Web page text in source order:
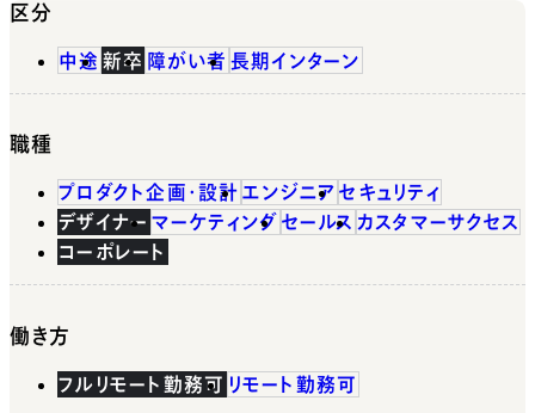
区分
中途 新卒 障がい者 長期インターン
職種
プロダクト企画・設計 エンジニア セキュリティ
デザイナー マーケティング セールス カスタマーサクセス
コーポレート
働き方
フルリモート勤務可 リモート勤務可